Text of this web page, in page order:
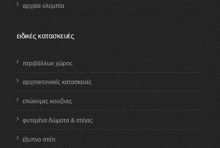
αρχαία ολυμπία
ειδικές κατασκευές
περιβάλλων χώρος
αρχιτεκτονικές κατασκευές
επώνυμες κουζίνες
φυτεμένα δώματα & στέγες
έξυπνο σπίτι